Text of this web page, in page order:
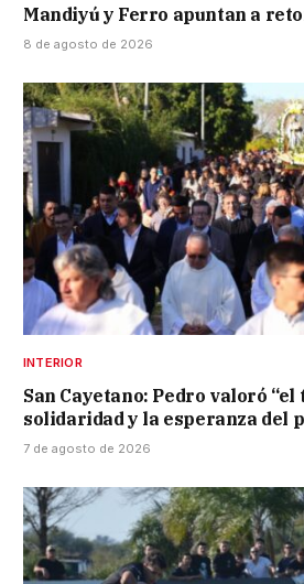
Mandiyú y Ferro apuntan a
8 de agosto de 2026
INTERIOR
San Cayetano: Pedro valoró
solidaridad y la esperanza del
7 de agosto de 2026